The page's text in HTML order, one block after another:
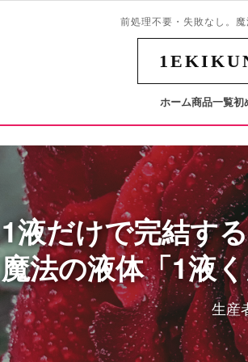
前処理不要・失敗なし。
ホーム商品一覧初
1液だけで完結する
魔法の液体「1液
生産